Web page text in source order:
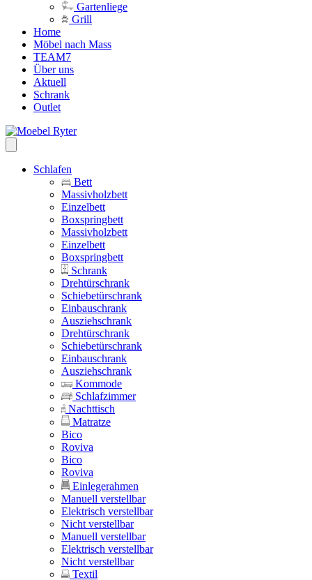
Gartenliege
Grill
Home
Möbel nach Mass
TEAM7
Über uns
Aktuell
Schrank
Outlet
Schlafen
Bett
Massivholzbett
Einzelbett
Boxspringbett
Massivholzbett
Einzelbett
Boxspringbett
Schrank
Drehtürschrank
Schiebetürschrank
Einbauschrank
Ausziehschrank
Drehtürschrank
Schiebetürschrank
Einbauschrank
Ausziehschrank
Kommode
Schlafzimmer
Nachttisch
Matratze
Bico
Roviva
Bico
Roviva
Einlegerahmen
Manuell verstellbar
Elektrisch verstellbar
Nicht verstellbar
Manuell verstellbar
Elektrisch verstellbar
Nicht verstellbar
Textil